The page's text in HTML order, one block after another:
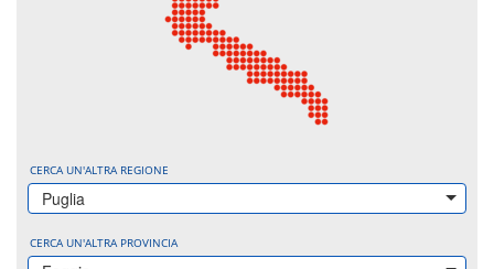
CERCA UN'ALTRA REGIONE
Puglia
CERCA UN'ALTRA PROVINCIA